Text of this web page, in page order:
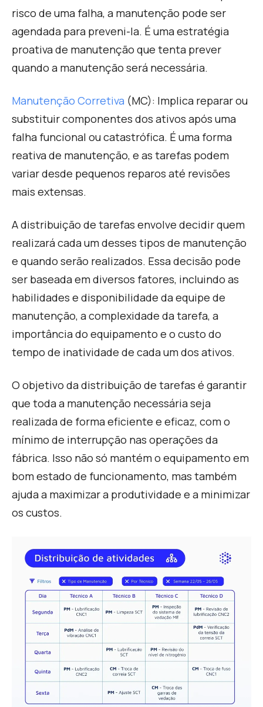
risco de uma falha, a manutenção pode ser
agendada para preveni-la. É uma estratégia
proativa de manutenção que tenta prever
quando a manutenção será necessária.
Manutenção Corretiva (MC): Implica reparar ou
substituir componentes dos ativos após uma
falha funcional ou catastrófica. É uma forma
reativa de manutenção, e as tarefas podem
variar desde pequenos reparos até revisões
mais extensas.
Adistribuição de tarefas envolve decidir quem
realizará cada um desses tipos de manutenção
e quando serão realizados. Essa decisão pode
ser baseada em diversos fatores, incluindo as
habilidades e disponibilidade da equipe de
manutenção, a complexidade da tarefa, a
importância do equipamento e o custo do
tempo de inatividade de cada um dos ativos.
O objetivo da distribuição de tarefas é garantir
que toda a manutenção necessária seja
realizada de forma eficiente e eficaz, com o
mínimo de interrupção nas operações da
fábrica. Isso não só mantém o equipamento em
bom estado de funcionamento, mas também
ajuda a maximizar a produtividade e a minimizar
os custos.